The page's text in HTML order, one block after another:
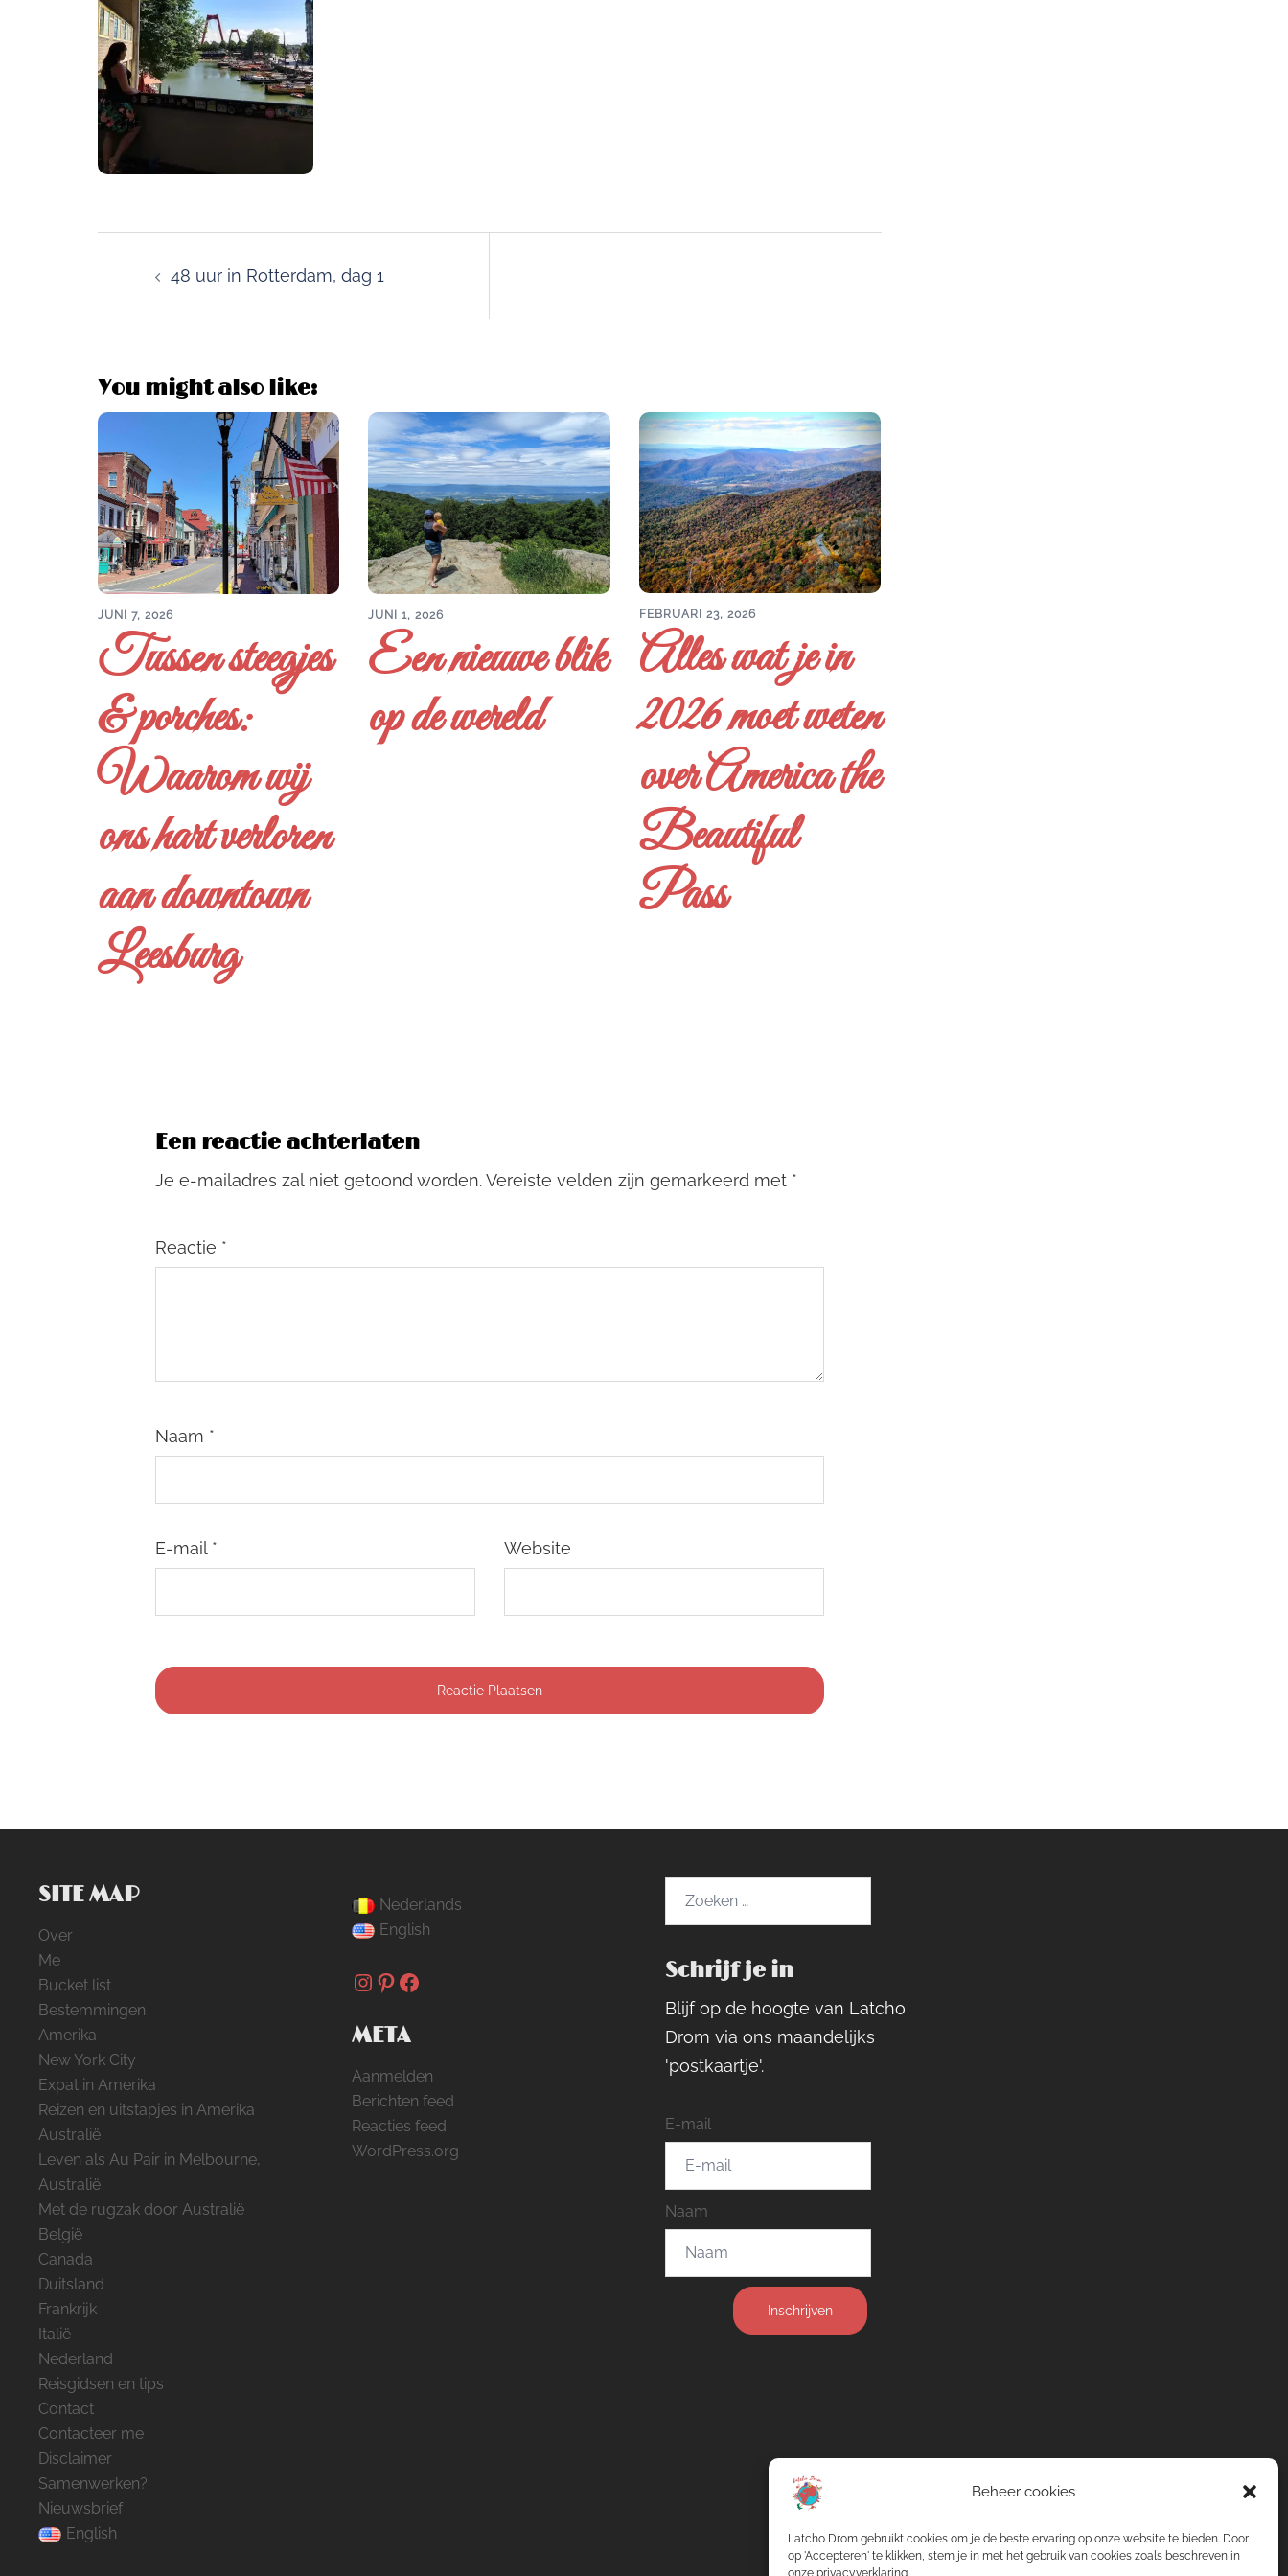
Beheer cookies
Latcho Drom gebruikt cookies om je de beste ervaring op onze website te bieden. Door
op 'Accepteren' te klikken, stem je in met het gebruik van cookies zoals beschreven in
onze privacyverklaring.
navigation48 uur in Rotterdam, dag 1
You might also like:
JUNI 7, 2026
Tussen steegjes
& porches:
Waarom wij
ons hart verloren
aan downtown
Leesburg
JUNI 1, 2026
Een nieuwe blik
op de wereld
FEBRUARI 23, 2026
Alles wat je in
2026 moet weten
over America the
Beautiful
Pass
Een reactie achterlaten
Je e-mailadres zal niet getoond worden.Vereiste velden zijn gemarkeerd met *
Reactie *
Naam *
E-mail * Website
SITE MAP
Over
Me
Bucket list
Bestemmingen
Amerika
New York City
Expat in Amerika
Reizen en uitstapjes in Amerika
Australië
Leven als Au Pair in Melbourne,
Australië
Met de rugzak door Australië
België
Canada
Duitsland
Frankrijk
Italië
Nederland
Reisgidsen en tips
Contact
Contacteer me
Disclaimer
Samenwerken?
Nieuwsbrief
English
Nederlands
English
Instagram
Pinterest
Facebook
META
Aanmelden
Berichten feed
Reacties feed
WordPress.org
Schrijf je in
Blijf op de hoogte van Latcho
Drom via ons maandelijks
'postkaartje'.
E-mail
Naam
Inschrijven